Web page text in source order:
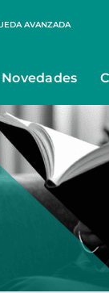
AVANZADA
Novedades